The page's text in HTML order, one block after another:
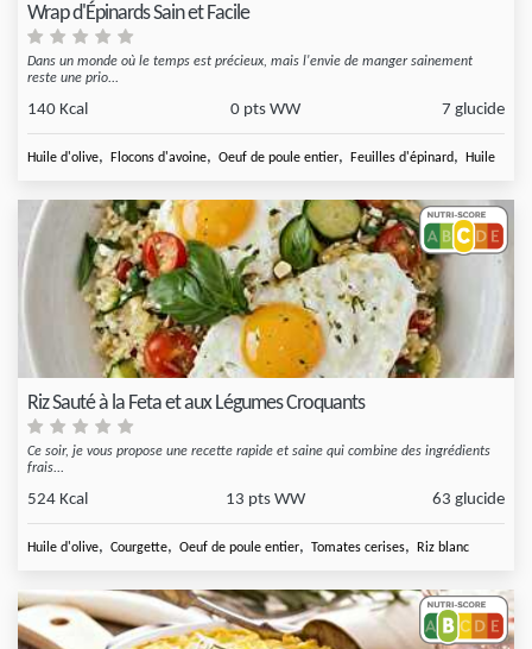
Wrap d'Épinards Sain et Facile
Dans un monde où le temps est précieux, mais l'envie de manger sainement
reste une prio...
140 Kcal 0 pts WW 7 glucide
Huile d'olive, Flocons d'avoine, Oeuf de poule entier, Feuilles d'épinard, Huile
Riz Sauté à la Feta et aux Légumes Croquants
Ce soir, je vous propose une recette rapide et saine qui combine des ingrédients
frais...
524 Kcal 13 pts WW 63 glucide
Huile d'olive, Courgette, Oeuf de poule entier, Tomates cerises, Riz blanc